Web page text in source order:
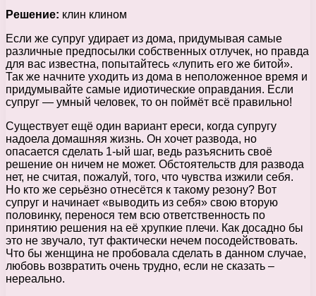
Решение: клин клином
Если же супруг удирает из дома, придумывая самые
различные предпосылки собственных отлучек, но правда
для вас известна, попытайтесь «лупить его же битой».
Так же начните уходить из дома в неположенное время и
придумывайте самые идиотические оправдания. Если
супруг — умный человек, то он поймёт всё правильно!
Существует ещё один вариант ереси, когда супругу
надоела домашняя жизнь. Он хочет развода, но
опасается сделать 1-ый шаг, ведь разъяснить своё
решение он ничем не может. Обстоятельств для развода
нет, не считая, пожалуй, того, что чувства изжили себя.
Но кто же серьёзно отнесётся к такому резону? Вот
супруг и начинает «выводить из себя» свою вторую
половинку, перенося тем всю ответственность по
принятию решения на её хрупкие плечи. Как досадно бы
это не звучало, тут фактически нечем посодействовать.
Что бы женщина не пробовала сделать в данном случае,
любовь возвратить очень трудно, если не сказать –
нереально.